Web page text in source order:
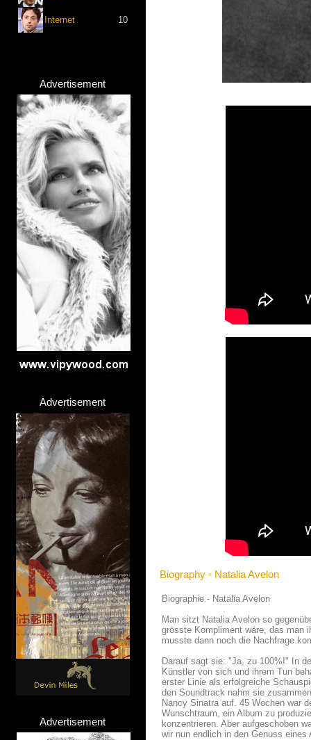
Internet 10
Advertisement
Advertisement
Advertisement
Biography - Natalia Avelon
Biographie - Natalia Avelon
Man sitzt Natalia Avelon so
grösste Kompliment wäre, das man
musste dann noch die Nachfrage
Darauf sagt sie: "Ja, zu 100%!" In
Künstler von sich und ihrem Tun
erster Linie als erfolgreiche
den Soundtrack nahm sie
Nancy Sinatra auf. 45 Wochen war
Wunschtraum, ein Album zu
konzentrieren. Aber aufgeschoben
wir nun endlich in den Genuss eines